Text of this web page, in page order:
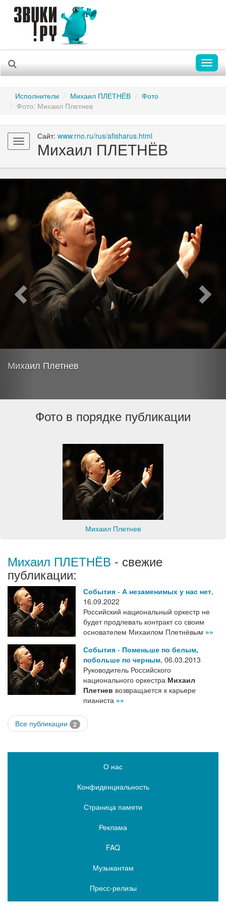
Исполнители Михаил ПЛЕТНЁВ
Фото
Фото: Михаил Плетнев
Toggle
navigation
Сайт: www.rno.ru/rus/afisharus.html
Михаил ПЛЕТНЁВ
Михаил Плетнев
Фото в порядке публикации
Михаил Плетнев
Михаил ПЛЕТНЁВ - свежие
публикации:
События - А незаменимых у нас нет,
16.09.2022
Российский национальный оркестр не
будет продлевать контракт со своим
основателем Михаилом Плетнёвым »»
События - Поменьше по белым,
побольше по черным, 06.03.2013
Руководитель Российского
национального оркестра Михаил
Плетнев возвращается к карьере
пианиста »»
Все публикации 2
О нас
Конфиденциальность
Страница памяти
Реклама
FAQ
Музыкантам
Пресс-релизы